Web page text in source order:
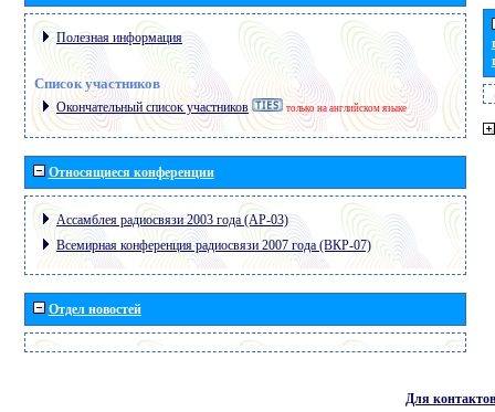
Полезная информация
Список участников
Окончательный список участников только на английском языке
Относящиеся конференции
Ассамблея радиосвязи 2003 года (АР-03)
Всемирная конференция радиосвязи 2007 года (ВКР-07)
Отдел новостей
Для контактов